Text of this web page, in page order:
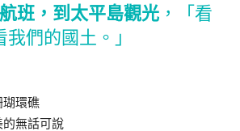
班，到太平島觀光，「看
我們的國土。」
瑚環礁
的無話可說